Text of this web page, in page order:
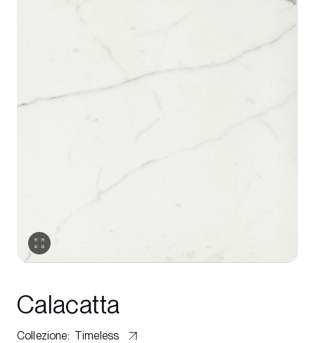
Calacatta
Collezione: Timeless